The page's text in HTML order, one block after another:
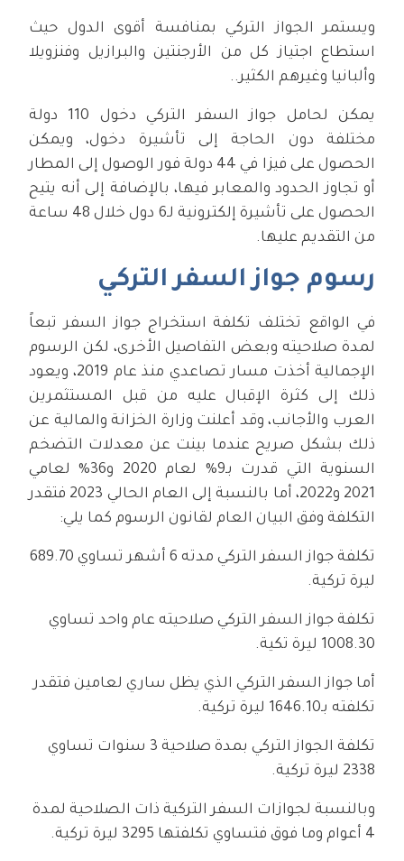
ويستمر الجواز التركي بمنافسة أقوى الدول حيث
استطاع اجتياز كل من الأرجنتين والبرازيل وفنزويلا
وألبانيا وغيرهم الكثير..
يمكن لحامل جواز السفر التركي دخول 110 دولة
مختلفة دون الحاجة إلى تأشيرة دخول، ويمكن
الحصول على فيزا في 44 دولة فور الوصول إلى المطار
أو تجاوز الحدود والمعابر فيها، بالإضافة إلى أنه يتيح
الحصول على تأشيرة إلكترونية لـ6 دول خلال 48 ساعة
من التقديم عليها.
رسوم جواز السفر التركي
في الواقع تختلف تكلفة استخراج جواز السفر تبعاً
لمدة صلاحيته وبعض التفاصيل الأخرى، لكن الرسوم
الإجمالية أخذت مسار تصاعدي منذ عام 2019، ويعود
ذلك إلى كثرة الإقبال عليه من قبل المستثمرين
العرب والأجانب، وقد أعلنت وزارة الخزانة والمالية عن
ذلك بشكل صريح عندما بينت عن معدلات التضخم
السنوية التي قدرت بـ9% لعام 2020 و36% لعامي
2021 و2022، أما بالنسبة إلى العام الحالي 2023 فتقدر
التكلفة وفق البيان العام لقانون الرسوم كما يلي:
تكلفة جواز السفر التركي مدته 6 أشهر تساوي 689.70
ليرة تركية.
تكلفة جواز السفر التركي صلاحيته عام واحد تساوي
1008.30 ليرة تكية.
أما جواز السفر التركي الذي يظل ساري لعامين فتقدر
تكلفته بـ1646.10 ليرة تركية.
تكلفة الجواز التركي بمدة صلاحية 3 سنوات تساوي
2338 ليرة تركية.
وبالنسبة لجوازات السفر التركية ذات الصلاحية لمدة
4 أعوام وما فوق فتساوي تكلفتها 3295 ليرة تركية.